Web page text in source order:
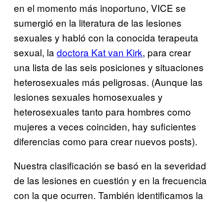
en el momento más inoportuno, VICE se
sumergió en la literatura de las lesiones
sexuales y habló con la conocida terapeuta
sexual, la doctora Kat van Kirk, para crear
una lista de las seis posiciones y situaciones
heterosexuales más peligrosas. (Aunque las
lesiones sexuales homosexuales y
heterosexuales tanto para hombres como
mujeres a veces coinciden, hay suficientes
diferencias como para crear nuevos posts).
Nuestra clasificación se basó en la severidad
de las lesiones en cuestión y en la frecuencia
con la que ocurren. También identificamos la